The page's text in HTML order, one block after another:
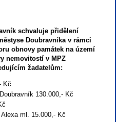
schvaluje přidělení
Doubravníka v rámci
obnovy památek na území
nemovitostí v MPZ
žadatelům:
Kč
130.000,- Kč
ml. 15.000,- Kč